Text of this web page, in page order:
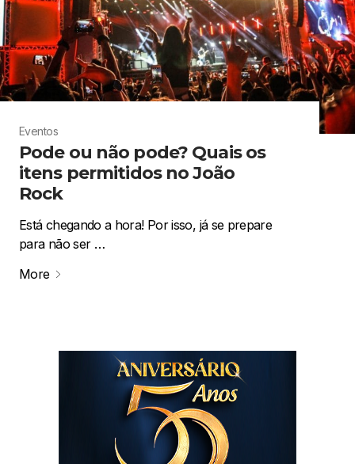
Eventos
Pode ou não pode? Quais os
itens permitidos no João
Rock
Está chegando a hora! Por isso, já se prepare
para não ser …
More